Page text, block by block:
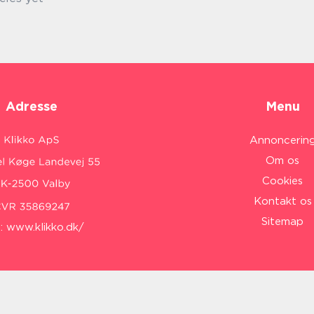
Adresse
www.klikko.dk/
Menu
Om os
Cookies
Kontakt os
Sitemap